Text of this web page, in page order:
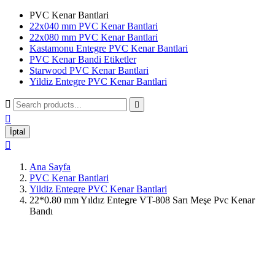
PVC Kenar Bantlari
22x040 mm PVC Kenar Bantlari
22x080 mm PVC Kenar Bantlari
Kastamonu Entegre PVC Kenar Bantlari
PVC Kenar Bandi Etiketler
Starwood PVC Kenar Bantlari
Yildiz Entegre PVC Kenar Bantlari
 

İptal

Ana Sayfa
PVC Kenar Bantlari
Yildiz Entegre PVC Kenar Bantlari
22*0.80 mm Yıldız Entegre VT-808 Sarı Meşe Pvc Kenar
Bandı